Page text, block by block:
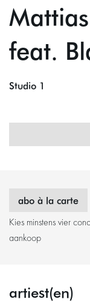
feat.
Studio 1
abo à la carte
Kies minstens vier
aankoop
artiest(en)